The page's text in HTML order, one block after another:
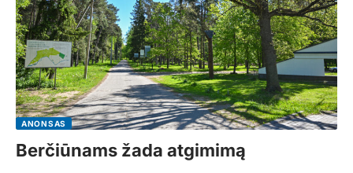
ANONSAS
Berčiūnams žada atgimimą